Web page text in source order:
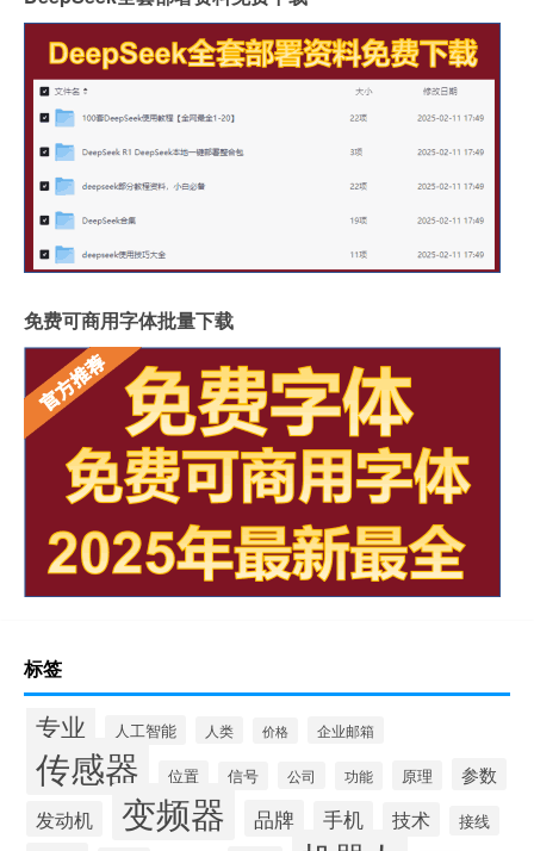
免费可商用字体批量下载
标签
专业 人工智能 人类 价格 企业邮箱
传感器 位置 信号 公司 功能 原理 参数
发动机 变频器 品牌 手机 技术 接线